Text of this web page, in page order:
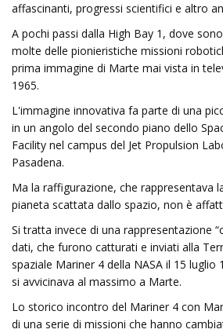
affascinanti, progressi scientifici e altro
A pochi passi dalla High Bay 1, dove
molte delle pionieristiche missioni
prima immagine di Marte mai vista in
1965.
L'immagine innovativa fa parte di una
in un angolo del secondo piano dello
Facility nel campus del Jet Propulsion
Pasadena.
Ma la raffigurazione, che rappresentava
pianeta scattata dallo spazio, non è
Si tratta invece di una rappresentazione
dati, che furono catturati e inviati alla
spaziale Mariner 4 della NASA il 15 luglio
si avvicinava al massimo a Marte.
Lo storico incontro del Mariner 4 con
di una serie di missioni che hanno